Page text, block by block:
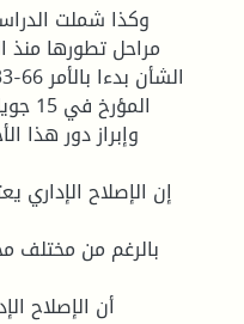
وكذا شملت
مراحل تطورها منذ
وإبراز دور هذا